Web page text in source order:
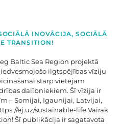
INOVĀCIJA, SOCIĀLĀ
TRANSITION!
Baltic Sea Region projektā
ilgtspējības vīziju
starp vietējām
dalībniekiem. Šī vīzija ir
– Somijai, Igaunijai, Latvijai,
ej.uz/sustainable-life Vairāk
Šī publikācija ir sagatavota